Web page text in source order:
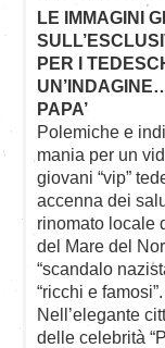
LE IMMAGINI
PER I
PAPA’
Polemiche e
mania per un
giovani “vip”
accenna dei
rinomato locale
del Mare del
“scandalo
“ricchi e famosi”.
Nell’elegante
delle celebrità